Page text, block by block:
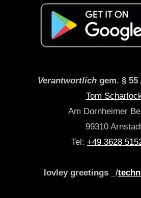
Verantwortlichgem. § 55
Tom
Am Dornheimer
99310
Tel: +49 3628
lovley greetings _/